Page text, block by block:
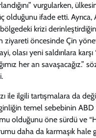
vurgularken,
olduğunu ifade etti. Ayrıca,
bölgedeki krizi
ziyareti öncesinde Çin
olası yeni saldırılara
her an savaşacağız.”
ile ilgili tartışmalara da
temel sebebinin ABD
olduğunu öne sürdü ve
daha da karmaşık hale